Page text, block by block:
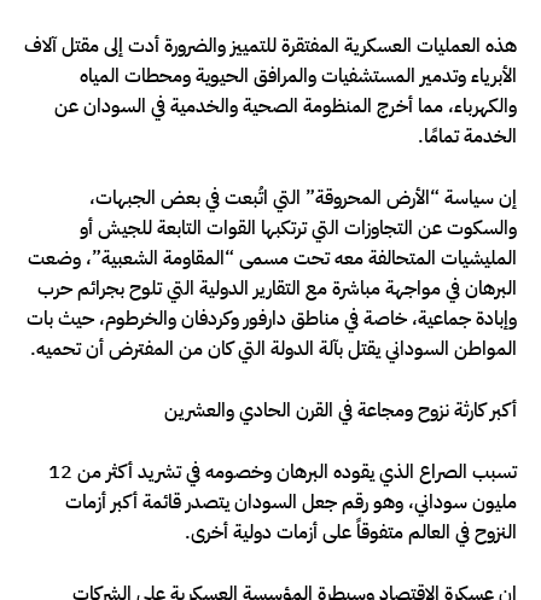
هذه العمليات العسكرية المفتقرة للتمييز والضرورة أدت إلى مقتل آلاف
الأبرياء وتدمير المستشفيات والمرافق الحيوية ومحطات المياه
والكهرباء، مما أخرج المنظومة الصحية والخدمية في السودان عن
الخدمة تمامًا.
إن سياسة “الأرض المحروقة” التي اتُبعت في بعض الجبهات،
والسكوت عن التجاوزات التي ترتكبها القوات التابعة للجيش أو
المليشيات المتحالفة معه تحت مسمى “المقاومة الشعبية”، وضعت
البرهان في مواجهة مباشرة مع التقارير الدولية التي تلوح بجرائم حرب
وإبادة جماعية، خاصة في مناطق دارفور وكردفان والخرطوم، حيث بات
المواطن السوداني يقتل بآلة الدولة التي كان من المفترض أن تحميه.
أكبر كارثة نزوح ومجاعة في القرن الحادي والعشرين
تسبب الصراع الذي يقوده البرهان وخصومه في تشريد أكثر من 12
مليون سوداني، وهو رقم جعل السودان يتصدر قائمة أكبر أزمات
النزوح في العالم متفوقاً على أزمات دولية أخرى.
إن عسكرة الاقتصاد وسيطرة المؤسسة العسكرية على الشركات